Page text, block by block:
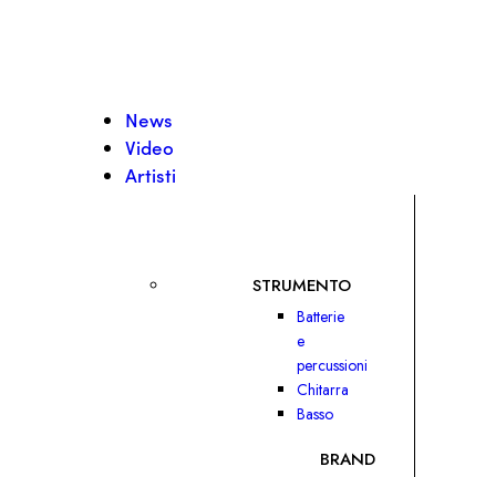
News
Video
Artisti
STRUMENTO
Batterie
e
percussioni
Chitarra
Basso
BRAND